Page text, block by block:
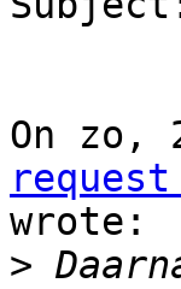
On zo,
wrote:
>